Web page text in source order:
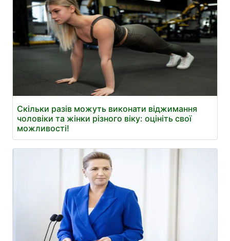
Скільки разів можуть виконати віджимання
чоловіки та жінки різного віку: оцініть свої
можливості!